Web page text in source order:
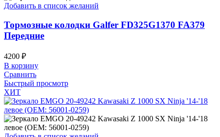
Добавить в список желаний
Тормозные колодки Galfer FD325G1370 FA379
Передние
4200 ₽
В корзину
Сравнить
Быстрый просмотр
ХИТ